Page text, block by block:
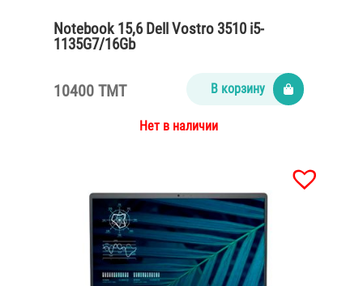
Notebook 15,6 Dell Vostro 3510 i5-
1135G7/16Gb
10400 TMT В корзину
Нет в наличии